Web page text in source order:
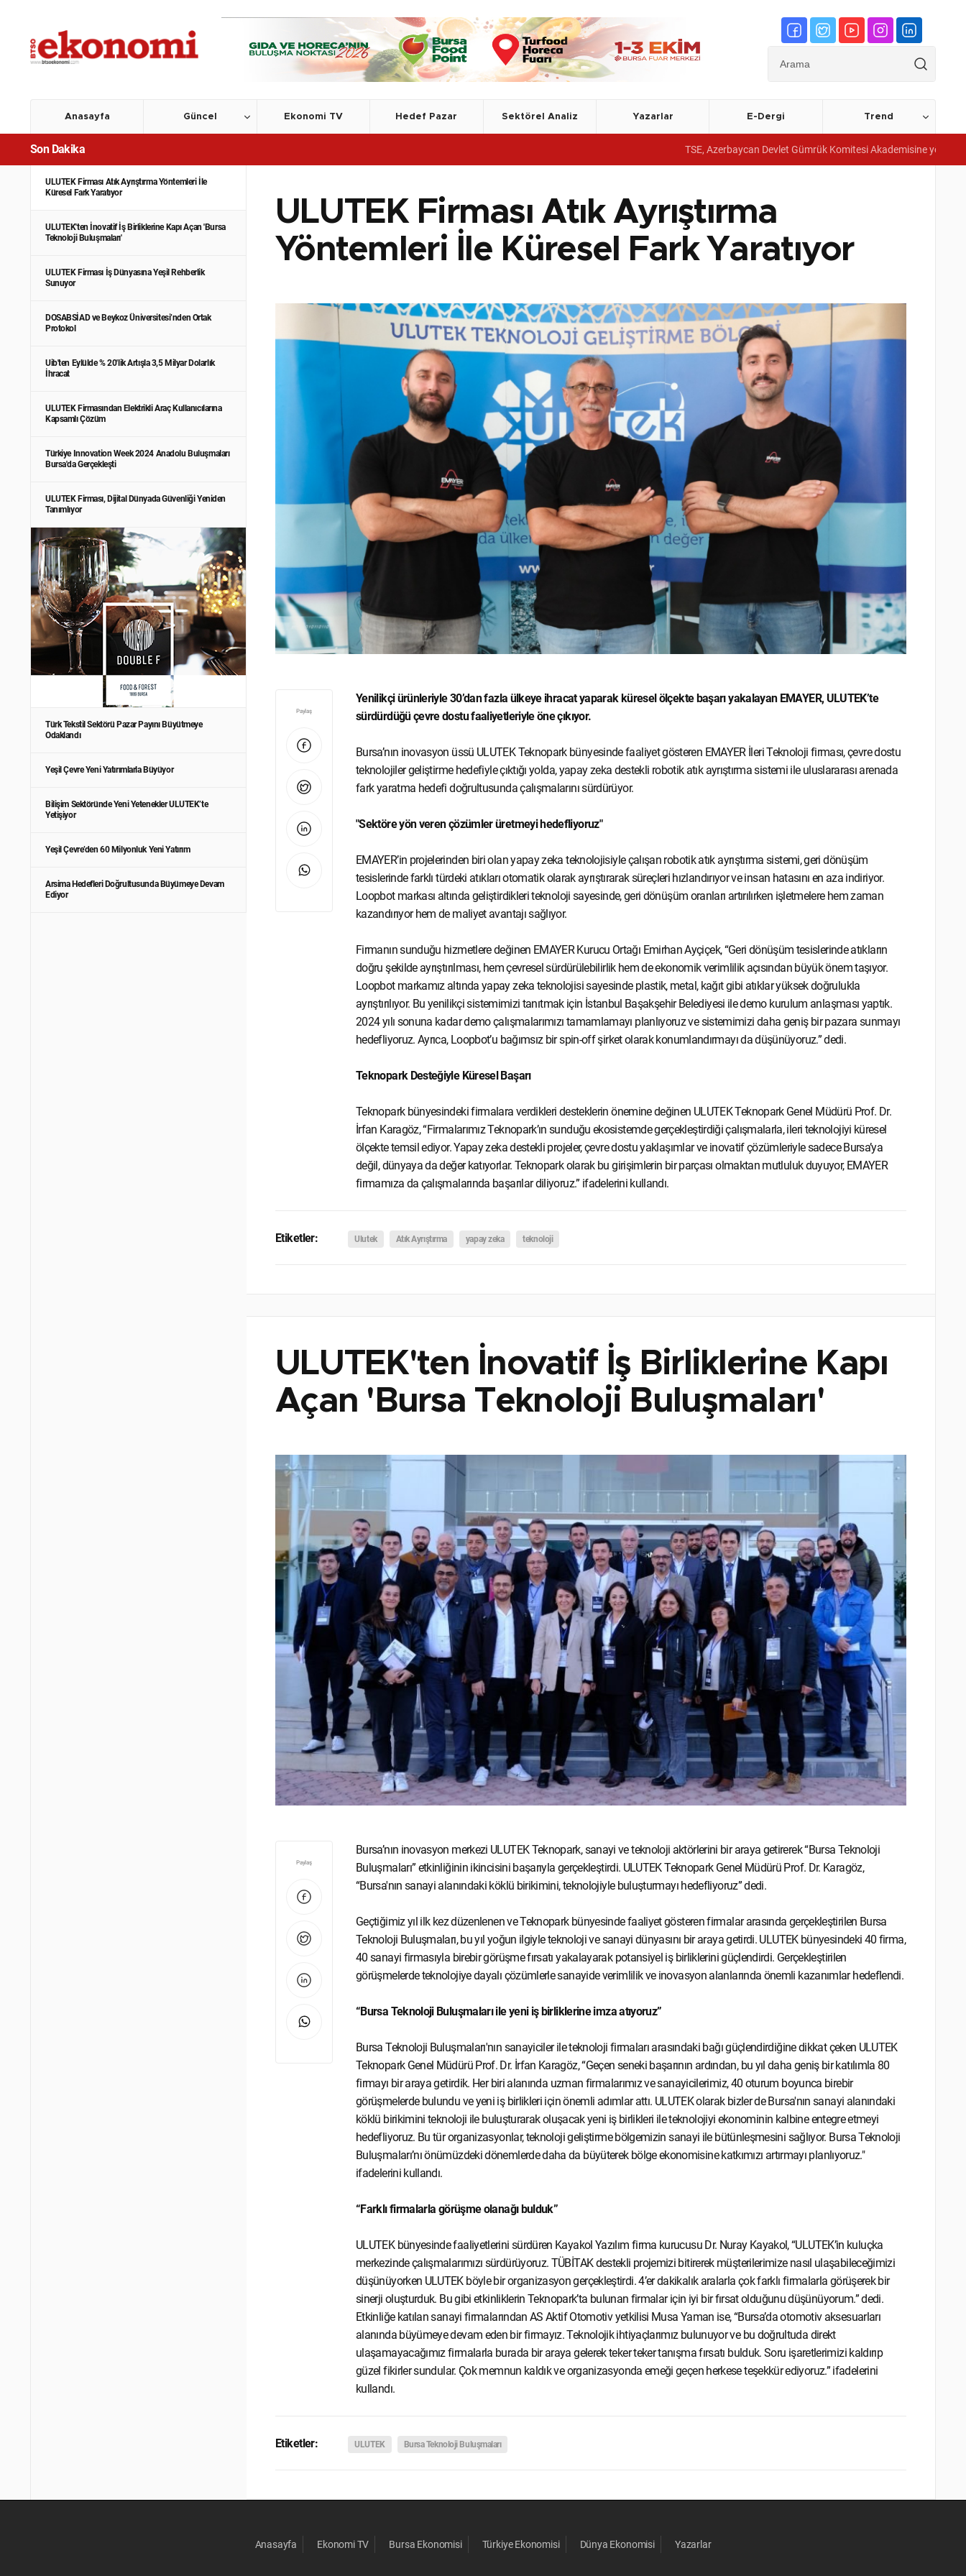
Anasayfa Güncel Ekonomi TV Hedef Pazar Sektörel Analiz Yazarlar E-Dergi Trend
Son Dakika TSE, Azerbaycan Devlet Gümrük Komitesi Akademisine yönetim sistemi
ULUTEK Firması Atık Ayrıştırma Yöntemleri İle
Küresel Fark Yaratıyor
ULUTEK'ten İnovatif İş Birliklerine Kapı Açan 'Bursa
Teknoloji Buluşmaları'
ULUTEK Firması İş Dünyasına Yeşil Rehberlik
Sunuyor
DOSABSİAD ve Beykoz Üniversitesi’nden Ortak
Protokol
Uib'ten Eylülde % 20'lik Artışla 3,5 Milyar Dolarlık
İhracat
ULUTEK Firmasından Elektrikli Araç Kullanıcılarına
Kapsamlı Çözüm
Türkiye Innovation Week 2024 Anadolu Buluşmaları
Bursa'da Gerçekleşti
ULUTEK Firması, Dijital Dünyada Güvenliği Yeniden
Tanımlıyor
Türk Tekstil Sektörü Pazar Payını Büyütmeye
Odaklandı
Yeşil Çevre Yeni Yatırımlarla Büyüyor
Bilişim Sektöründe Yeni Yetenekler ULUTEK’te
Yetişiyor
Yeşil Çevre’den 60 Milyonluk Yeni Yatırım
Arsima Hedefleri Doğrultusunda Büyümeye Devam
Ediyor
ULUTEK Firması Atık Ayrıştırma
Yöntemleri İle Küresel Fark Yaratıyor
Paylaş
Yenilikçi ürünleriyle 30’dan fazla ülkeye ihracat yaparak küresel ölçekte başarı yakalayan EMAYER, ULUTEK’te
sürdürdüğü çevre dostu faaliyetleriyle öne çıkıyor.
Bursa’nın inovasyon üssü ULUTEK Teknopark bünyesinde faaliyet gösteren EMAYER İleri Teknoloji firması, çevre dostu
teknolojiler geliştirme hedefiyle çıktığı yolda, yapay zeka destekli robotik atık ayrıştırma sistemi ile uluslararası arenada
fark yaratma hedefi doğrultusunda çalışmalarını sürdürüyor.
"Sektöre yön veren çözümler üretmeyi hedefliyoruz"
EMAYER’in projelerinden biri olan yapay zeka teknolojisiyle çalışan robotik atık ayrıştırma sistemi, geri dönüşüm
tesislerinde farklı türdeki atıkları otomatik olarak ayrıştırarak süreçleri hızlandırıyor ve insan hatasını en aza indiriyor.
Loopbot markası altında geliştirdikleri teknoloji sayesinde, geri dönüşüm oranları artırılırken işletmelere hem zaman
kazandırıyor hem de maliyet avantajı sağlıyor.
Firmanın sunduğu hizmetlere değinen EMAYER Kurucu Ortağı Emirhan Ayçiçek, “Geri dönüşüm tesislerinde atıkların
doğru şekilde ayrıştırılması, hem çevresel sürdürülebilirlik hem de ekonomik verimlilik açısından büyük önem taşıyor.
Loopbot markamız altında yapay zeka teknolojisi sayesinde plastik, metal, kağıt gibi atıklar yüksek doğrulukla
ayrıştırılıyor. Bu yenilikçi sistemimizi tanıtmak için İstanbul Başakşehir Belediyesi ile demo kurulum anlaşması yaptık.
2024 yılı sonuna kadar demo çalışmalarımızı tamamlamayı planlıyoruz ve sistemimizi daha geniş bir pazara sunmayı
hedefliyoruz. Ayrıca, Loopbot’u bağımsız bir spin-off şirket olarak konumlandırmayı da düşünüyoruz.” dedi.
Teknopark Desteğiyle Küresel Başarı
Teknopark bünyesindeki firmalara verdikleri desteklerin önemine değinen ULUTEK Teknopark Genel Müdürü Prof. Dr.
İrfan Karagöz, “Firmalarımız Teknopark’ın sunduğu ekosistemde gerçekleştirdiği çalışmalarla, ileri teknolojiyi küresel
ölçekte temsil ediyor. Yapay zeka destekli projeler, çevre dostu yaklaşımlar ve inovatif çözümleriyle sadece Bursa’ya
değil, dünyaya da değer katıyorlar. Teknopark olarak bu girişimlerin bir parçası olmaktan mutluluk duyuyor, EMAYER
firmamıza da çalışmalarında başarılar diliyoruz.” ifadelerini kullandı.
Etiketler: Ulutek Atık Ayrıştırma yapay zeka teknoloji
ULUTEK'ten İnovatif İş Birliklerine Kapı
Açan 'Bursa Teknoloji Buluşmaları'
Paylaş
Bursa’nın inovasyon merkezi ULUTEK Teknopark, sanayi ve teknoloji aktörlerini bir araya getirerek “Bursa Teknoloji
Buluşmaları” etkinliğinin ikincisini başarıyla gerçekleştirdi. ULUTEK Teknopark Genel Müdürü Prof. Dr. Karagöz,
“Bursa'nın sanayi alanındaki köklü birikimini, teknolojiyle buluşturmayı hedefliyoruz” dedi.
Geçtiğimiz yıl ilk kez düzenlenen ve Teknopark bünyesinde faaliyet gösteren firmalar arasında gerçekleştirilen Bursa
Teknoloji Buluşmaları, bu yıl yoğun ilgiyle teknoloji ve sanayi dünyasını bir araya getirdi. ULUTEK bünyesindeki 40 firma,
40 sanayi firmasıyla birebir görüşme fırsatı yakalayarak potansiyel iş birliklerini güçlendirdi. Gerçekleştirilen
görüşmelerde teknolojiye dayalı çözümlerle sanayide verimlilik ve inovasyon alanlarında önemli kazanımlar hedeflendi.
“Bursa Teknoloji Buluşmaları ile yeni iş birliklerine imza atıyoruz”
Bursa Teknoloji Buluşmaları'nın sanayiciler ile teknoloji firmaları arasındaki bağı güçlendirdiğine dikkat çeken ULUTEK
Teknopark Genel Müdürü Prof. Dr. İrfan Karagöz, “Geçen seneki başarının ardından, bu yıl daha geniş bir katılımla 80
firmayı bir araya getirdik. Her biri alanında uzman firmalarımız ve sanayicilerimiz, 40 oturum boyunca birebir
görüşmelerde bulundu ve yeni iş birlikleri için önemli adımlar attı. ULUTEK olarak bizler de Bursa'nın sanayi alanındaki
köklü birikimini teknoloji ile buluşturarak oluşacak yeni iş birlikleri ile teknolojiyi ekonominin kalbine entegre etmeyi
hedefliyoruz. Bu tür organizasyonlar, teknoloji geliştirme bölgemizin sanayi ile bütünleşmesini sağlıyor. Bursa Teknoloji
Buluşmaları’nı önümüzdeki dönemlerde daha da büyüterek bölge ekonomisine katkımızı artırmayı planlıyoruz."
ifadelerini kullandı.
“Farklı firmalarla görüşme olanağı bulduk”
ULUTEK bünyesinde faaliyetlerini sürdüren Kayakol Yazılım firma kurucusu Dr. Nuray Kayakol, “ULUTEK’in kuluçka
merkezinde çalışmalarımızı sürdürüyoruz. TÜBİTAK destekli projemizi bitirerek müşterilerimize nasıl ulaşabileceğimizi
düşünüyorken ULUTEK böyle bir organizasyon gerçekleştirdi. 4’er dakikalık aralarla çok farklı firmalarla görüşerek bir
sinerji oluşturduk. Bu gibi etkinliklerin Teknopark’ta bulunan firmalar için iyi bir fırsat olduğunu düşünüyorum.” dedi.
Etkinliğe katılan sanayi firmalarından AS Aktif Otomotiv yetkilisi Musa Yaman ise, “Bursa’da otomotiv aksesuarları
alanında büyümeye devam eden bir firmayız. Teknolojik ihtiyaçlarımız bulunuyor ve bu doğrultuda direkt
ulaşamayacağımız firmalarla burada bir araya gelerek teker teker tanışma fırsatı bulduk. Soru işaretlerimizi kaldırıp
güzel fikirler sundular. Çok memnun kaldık ve organizasyonda emeği geçen herkese teşekkür ediyoruz.” ifadelerini
kullandı.
Etiketler: ULUTEK Bursa Teknoloji Buluşmaları
Anasayfa Ekonomi TV Bursa Ekonomisi Türkiye Ekonomisi Dünya Ekonomisi Yazarlar